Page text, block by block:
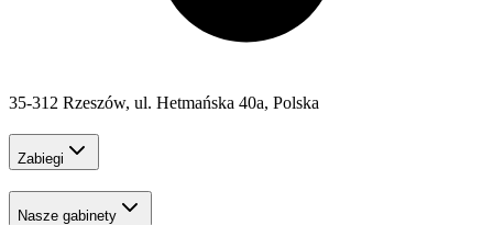
35-312 Rzeszów, ul. Hetmańska 40a, Polska
Zabiegi
Nasze gabinety